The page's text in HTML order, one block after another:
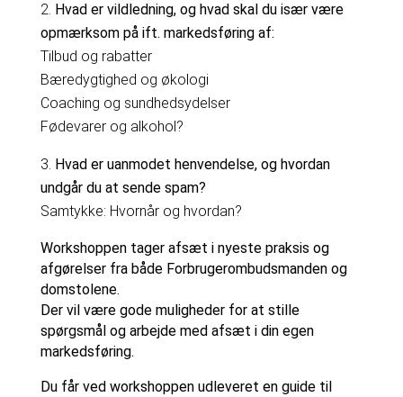
Hvad er vildledning, og hvad skal du især være
opmærksom på ift. markedsføring af:
Tilbud og rabatter
Bæredygtighed og økologi
Coaching og sundhedsydelser
Fødevarer og alkohol?
Hvad er uanmodet henvendelse, og hvordan
undgår du at sende spam?
Samtykke: Hvornår og hvordan?
Workshoppen tager afsæt i nyeste praksis og
afgørelser fra både Forbrugerombudsmanden og
domstolene.
Der vil være gode muligheder for at stille
spørgsmål og arbejde med afsæt i din egen
markedsføring.
Du får ved workshoppen udleveret en guide til